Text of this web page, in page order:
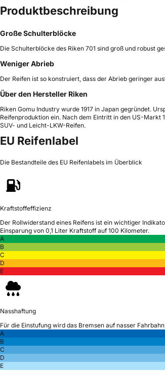
Produktbeschreibung
Große Schulterblöcke
Die Schulterblöcke des Riken 701 sind groß und robust
Weniger Abrieb
Der Reifen ist so konstruiert, dass der Abrieb geringer
Über den Hersteller Riken
Riken Gomu Industry wurde 1917 in Japan gegründet.
Reifenproduktion ein. Nach dem Eintritt in den US-
SUV- und Leicht-LKW-Reifen.
EU Reifenlabel
Die Bestandteile des EU Reifenlabels im Überblick
Kraftstoffeffizienz
Der Rollwiderstand eines Reifens ist ein wichtiger
Einsparung von 0,1 Liter Kraftstoff auf 100 Kilometer.
A
B
C
D
E
Nasshaftung
Für die Einstufung wird das Bremsen auf nasser
A
B
C
D
E